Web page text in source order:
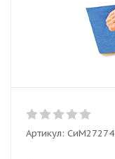
Артикул: СиМ27274